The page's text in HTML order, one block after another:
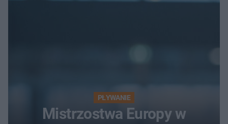
PŁYWANIE
Mistrzostwa Europy w